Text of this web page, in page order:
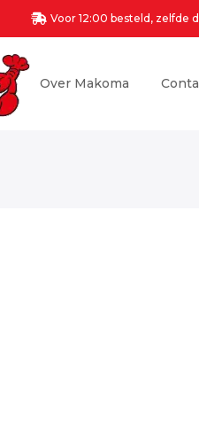
Voor 12:00 besteld, zelfde
Over Makoma